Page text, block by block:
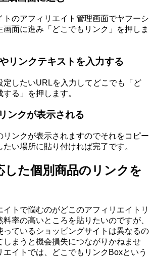
トのアフィリエイト管理画面でヤフーシ
画面に進み「どこでもリンク」を押しま
リンクテキストを入力する
定したいURLを入力してどこでも「ど
る」を押します。
ンクが表示される
リンクが表示されますのでそれをコピー
い場所に貼り付ければ完了です。
した個別商品のリンクを
トで悩むのがどこのアフィリエイトリ
率の高いところを貼りたいのですが、
っているショッピングサイトは異なるの
しまうと機会損失につながりかねませ
エイトでは、どこでもリンクBoxという